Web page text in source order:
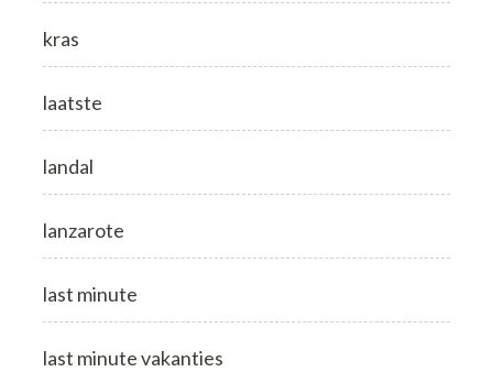
kras
laatste
landal
lanzarote
last minute
last minute vakanties